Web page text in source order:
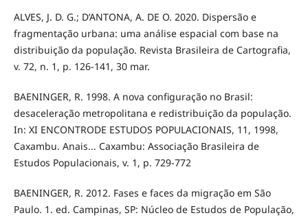
ALVES, J. D. G.; D’ANTONA, A. DE O. 2020. Dispersão e
fragmentação urbana: uma análise espacial com base na
distribuição da população. Revista Brasileira de Cartografia,
v. 72, n. 1, p. 126-141, 30 mar.
BAENINGER, R. 1998. A nova configuração no Brasil:
desaceleração metropolitana e redistribuição da população.
In: XI ENCONTRODE ESTUDOS POPULACIONAIS, 11, 1998,
Caxambu. Anais... Caxambu: Associação Brasileira de
Estudos Populacionais, v. 1, p. 729-772
BAENINGER, R. 2012. Fases e faces da migração em São
Paulo. 1. ed. Campinas, SP: Núcleo de Estudos de População,